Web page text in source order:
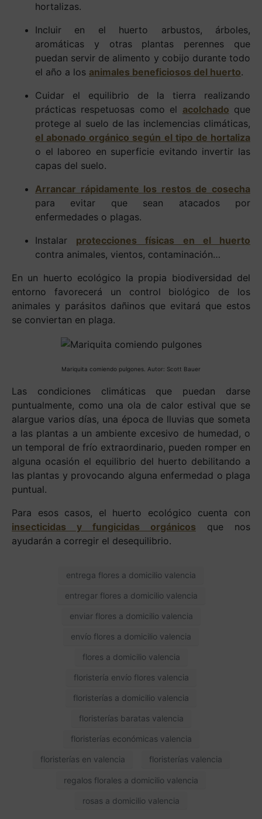
hortalizas.
Incluir en el huerto arbustos, árboles,
aromáticas y otras plantas perennes que
puedan servir de alimento y cobijo durante todo
el año a los animales beneficiosos del huerto.
Cuidar el equilibrio de la tierra realizando
prácticas respetuosas como el acolchado que
protege al suelo de las inclemencias climáticas,
el abonado orgánico según el tipo de hortaliza
o el laboreo en superficie evitando invertir las
capas del suelo.
Arrancar rápidamente los restos de cosecha
para evitar que sean atacados por
enfermedades o plagas.
Instalar protecciones físicas en el huerto
contra animales, vientos, contaminación…
En un huerto ecológico la propia biodiversidad del
entorno favorecerá un control biológico de los
animales y parásitos dañinos que evitará que estos
se conviertan en plaga.
Mariquita comiendo pulgones. Autor: Scott Bauer
Las condiciones climáticas que puedan darse
puntualmente, como una ola de calor estival que se
alargue varios días, una época de lluvias que someta
a las plantas a un ambiente excesivo de humedad, o
un temporal de frío extraordinario, pueden romper en
alguna ocasión el equilibrio del huerto debilitando a
las plantas y provocando alguna enfermedad o plaga
puntual.
Para esos casos, el huerto ecológico cuenta con
insecticidas y fungicidas orgánicos que nos
ayudarán a corregir el desequilibrio.
entrega flores a domicilio valencia
entregar flores a domicilio valencia
enviar flores a domicilio valencia
envío flores a domicilio valencia
flores a domicilio valencia
floristería envío flores valencia
floristerías a domicilio valencia
floristerías baratas valencia
floristerías económicas valencia
floristerías en valencia floristerías valencia
regalos florales a domicilio valencia
rosas a domicilio valencia